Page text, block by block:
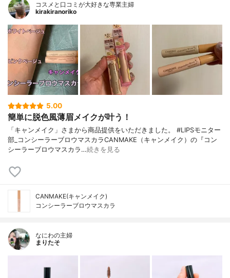
コスメと口コミが大好きな専業主婦
kirakiranoriko
5.00
簡単に脱色風薄眉メイクが叶う！
「キャンメイク」さまから商品提供をいただきました。 #LIPSモニター
部_コンシーラーブロウマスカラCANMAKE（キャンメイク）の『コン
シーラーブロウマスカラ…続きを見る
CANMAKE(キャンメイク)
コンシーラーブロウマスカラ
なにわの主婦
まりたそ